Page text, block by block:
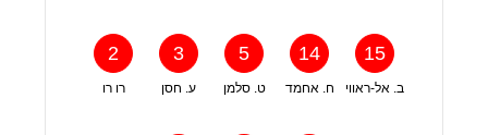
2
רו רו
3
ע. חסן
5
ט. סלמן
14
ח. אחמד
15
ב. אל-ראווי